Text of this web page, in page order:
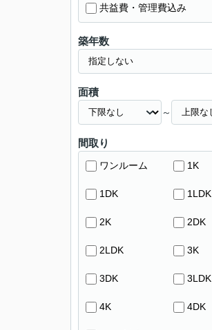
共益費・管理費込み
築年数
面積
～
間取り
ワンルーム 1K
1DK 1LDK
2K 2DK
2LDK 3K
3DK 3LDK
4K 4DK